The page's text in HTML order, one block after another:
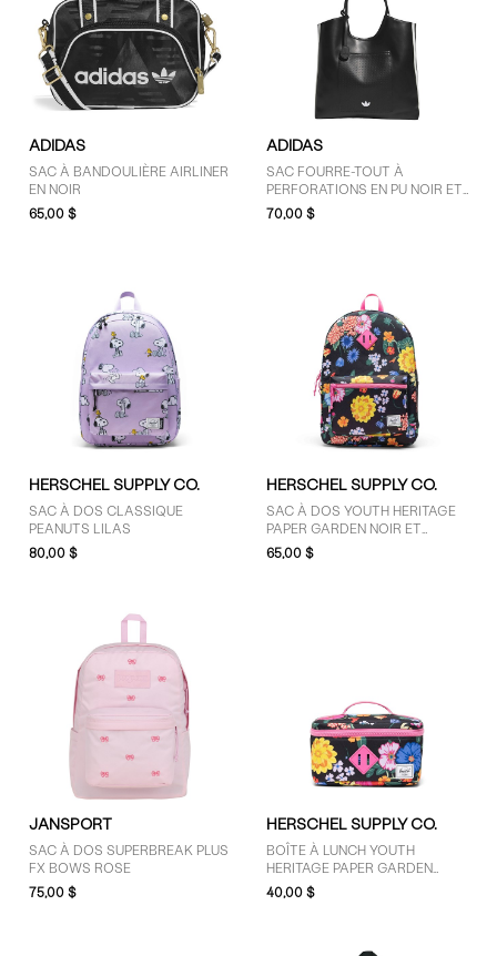
Trier Par
GENRE
Enfants (4)
Femmes (1)
'47 Brand (1)
adidas (10)
Converse (1)
Crocs (2)
Floyd (2)
Herschel Supply Co. (18)
JanSport (7)
The North Face (5)
Vans (6)
101 $ - 125 $ (2)
30 $ - 50 $ (11)
51 $ - 75 $ (18)
76 $ - 100 $ (9)
Moins de 30 $ (18)
ADIDAS
SAC À BANDOULIÈRE AIRLINER
EN NOIR
65,00 $
ADIDAS
SAC FOURRE-TOUT À
PERFORATIONS EN PU NOIR ET
BLANC
70,00 $
HERSCHEL SUPPLY CO.
SAC À DOS CLASSIQUE
PEANUTS LILAS
80,00 $
HERSCHEL SUPPLY CO.
SAC À DOS YOUTH HERITAGE
PAPER GARDEN NOIR ET
MULTICOLORE
65,00 $
JANSPORT
SAC À DOS SUPERBREAK PLUS
FX BOWS ROSE
75,00 $
HERSCHEL SUPPLY CO.
BOÎTE À LUNCH YOUTH
HERITAGE PAPER GARDEN
NOIRE ET MULTICOLORE
40,00 $